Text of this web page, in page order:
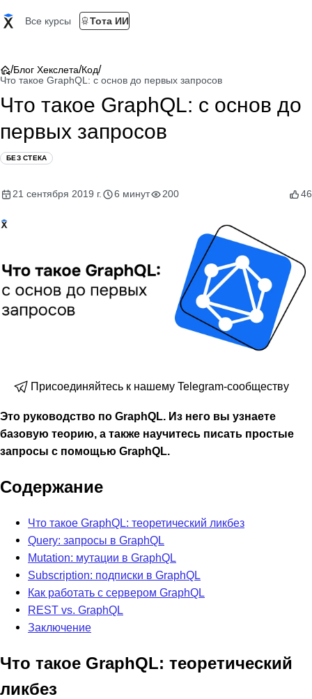
Все курсы Тота ИИ
/Блог Хекслета/Код/
Что такое GraphQL: с основ до первых запросов
Что такое GraphQL: с основ до
первых запросов
БЕЗ СТЕКА
21 сентября 2019 г. 6 минут 200 46
Присоединяйтесь к нашему Telegram-сообществу
Это руководство по GraphQL. Из него вы узнаете
базовую теорию, а также научитесь писать простые
запросы с помощью GraphQL.
Содержание
Что такое GraphQL: теоретический ликбез
Query: запросы в GraphQL
Mutation: мутации в GraphQL
Subscription: подписки в GraphQL
Как работать с сервером GraphQL
REST vs. GraphQL
Заключение
Что такое GraphQL: теоретический
ликбез